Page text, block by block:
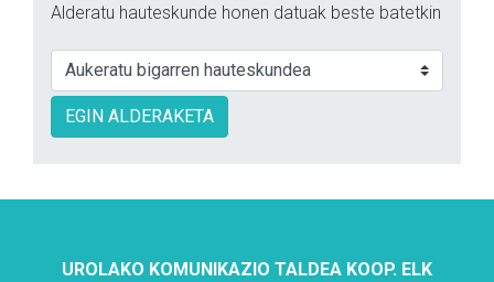
Alderatu hauteskunde honen datuak beste batetkin
EGIN ALDERAKETA
UROLAKO KOMUNIKAZIO TALDEA KOOP. ELK